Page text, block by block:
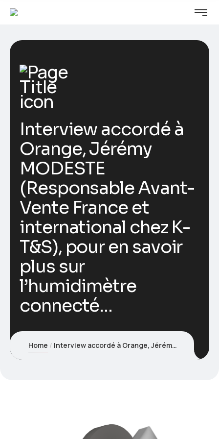
Interview accordé à
Orange, Jérémy
MODESTE
(Responsable Avant-
Vente France et
international chez K-
T&S), pour en savoir
plus sur
l’humidimètre
connecté…
Home Interview accordé à Orange, Jérémy MODESTE (Responsable Avant-Vente France et international chez K-T&S), pour en savoir plus sur l’humidimètre connecté…